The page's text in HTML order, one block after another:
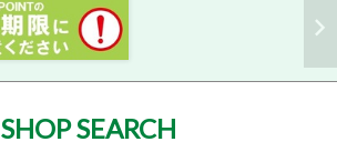
SHOP SEARCH